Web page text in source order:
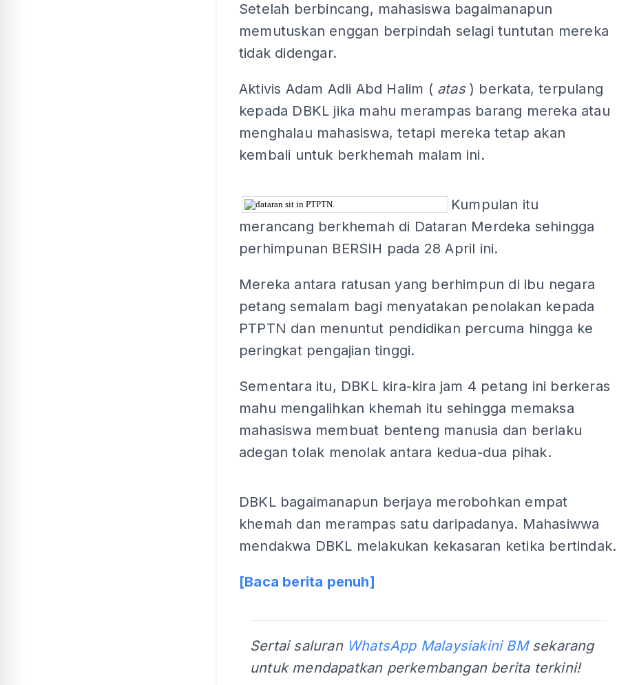
Setelah berbincang, mahasiswa bagaimanapun
memutuskan enggan berpindah selagi tuntutan mereka
tidak didengar.
Aktivis Adam Adli Abd Halim ( atas ) berkata, terpulang
kepada DBKL jika mahu merampas barang mereka atau
menghalau mahasiswa, tetapi mereka tetap akan
kembali untuk berkhemah malam ini.
Kumpulan itu
merancang berkhemah di Dataran Merdeka sehingga
perhimpunan BERSIH pada 28 April ini.
Mereka antara ratusan yang berhimpun di ibu negara
petang semalam bagi menyatakan penolakan kepada
PTPTN dan menuntut pendidikan percuma hingga ke
peringkat pengajian tinggi.
Sementara itu, DBKL kira-kira jam 4 petang ini berkeras
mahu mengalihkan khemah itu sehingga memaksa
mahasiswa membuat benteng manusia dan berlaku
adegan tolak menolak antara kedua-dua pihak.
DBKL bagaimanapun berjaya merobohkan empat
khemah dan merampas satu daripadanya. Mahasiwwa
mendakwa DBKL melakukan kekasaran ketika bertindak.
[Baca berita penuh]
Sertai saluran WhatsApp Malaysiakini BMsekarang
untuk mendapatkan perkembangan berita terkini!